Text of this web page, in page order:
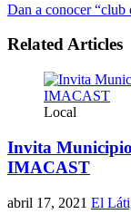
Dan a conocer “club
Related Articles
Local
Invita Municipio
IMACAST
abril 17, 2021 El